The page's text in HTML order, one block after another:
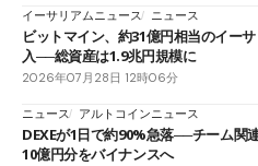
イーサリアムニュース
ニュース
ビットマイン、約31億円相当のイー
入──総資産は1.9兆円規模に
2026年07月28日 12時06分
ニュース アルトコインニュース
DEXEが1日で約90%急落──チーム関
10億円分をバイナンスへ